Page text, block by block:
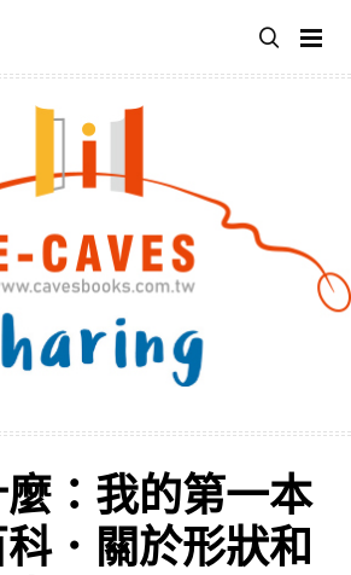
：我的第一本
．關於形狀和